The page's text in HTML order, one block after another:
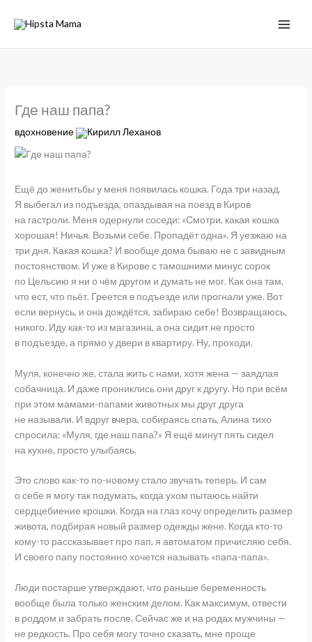
Где наш папа?
вдохновение Кирилл Леханов
Ещё до женитьбы у меня появилась кошка. Года три назад.
Я выбегал из подъезда, опаздывая на поезд в Киров
на гастроли. Меня одернули соседи: «Смотри, какая кошка
хорошая! Ничья. Возьми себе. Пропадёт одна». Я уезжаю на
три дня. Какая кошка? И вообще дома бываю не с завидным
постоянством. И уже в Кирове с тамошними минус сорок
по Цельсию я ни о чём другом и думать не мог. Как она там,
что ест, что пьёт. Греется в подъезде или прогнали уже. Вот
если вернусь, и она дождётся, забираю себе! Возвращаюсь,
никого. Иду как-то из магазина, а она сидит не просто
в подъезде, а прямо у двери в квартиру. Ну, проходи.
Муля, конечно же, стала жить с нами, хотя жена — заядлая
собачница. И даже прониклись они друг к другу. Но при всём
при этом мамами-папами животных мы друг друга
не называли. И вдруг вчера, собираясь спать, Алина тихо
спросила: «Муля, где наш папа?» Я ещё минут пять сидел
на кухне, просто улыбаясь.
Это слово как-то по-новому стало звучать теперь. И сам
о себе я могу так подумать, когда ухом пытаюсь найти
сердцебиение крошки. Когда на глаз хочу определить размер
живота, подбирая новый размер одежды жене. Когда кто-то
кому-то рассказывает про пап, я автоматом причисляю себя.
И своего папу постоянно хочется называть «папа-папа».
Люди постарше утверждают, что раньше беременность
вообще была только женским делом. Как максимум, отвести
в роддом и забрать после. Сейчас же и на родах мужчины —
не редкость. Про себя могу точно сказать, мне проще